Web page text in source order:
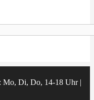
Mo, Di, Do, 14-18 Uhr |